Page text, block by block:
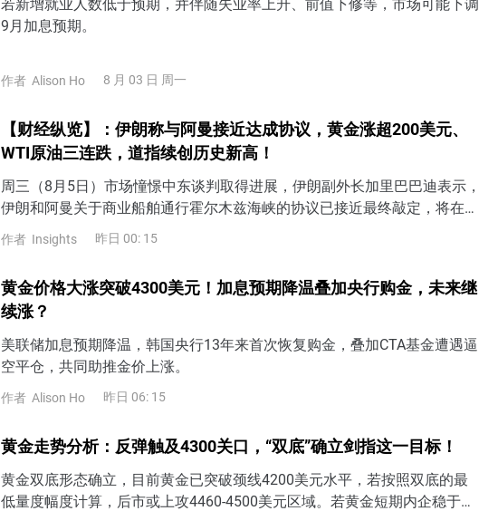
9月加息预期。
作者 Alison Ho 8 月 03 日 周一
【财经纵览】：伊朗称与阿曼接近达成协议，黄金涨超200美元、
WTI原油三连跌，道指续创历史新高！
周三（8月5日）市场憧憬中东谈判取得进展，伊朗副外长加里巴巴迪表示，
伊朗和阿曼关于商业船舶通行霍尔木兹海峡的协议已接近最终敲定，将在霍
尔木兹海峡建立一种不同于过去60年的新通行模式。WTI原油进一步下探至
74.2美元，续创逾三周新低。黄金飙升逾4%，一举突破4200美元至日内高
11%，最终回吐全部涨幅，收跌超4%。
作者 Insights 昨日 00: 15
黄金价格大涨突破4300美元！加息预期降温叠加央行购金，未来继
续涨？
美联储加息预期降温，韩国央行13年来首次恢复购金，叠加CTA基金遭遇逼
空平仓，共同助推金价上涨。
作者 Alison Ho 昨日 06: 15
黄金走势分析：反弹触及4300关口，“双底”确立剑指这一目标！
黄金双底形态确立，目前黄金已突破颈线4200美元水平，若按照双底的最
低量度幅度计算，后市或上攻4460-4500美元区域。若黄金短期内企稳于